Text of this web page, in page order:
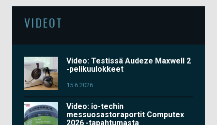
VIDEOT
Video: Testissä Audeze Maxwell 2
-pelikuulokkeet
15.6.2026
Video: io-techin
messuosastoraportit Computex
2026 -tapahtumasta